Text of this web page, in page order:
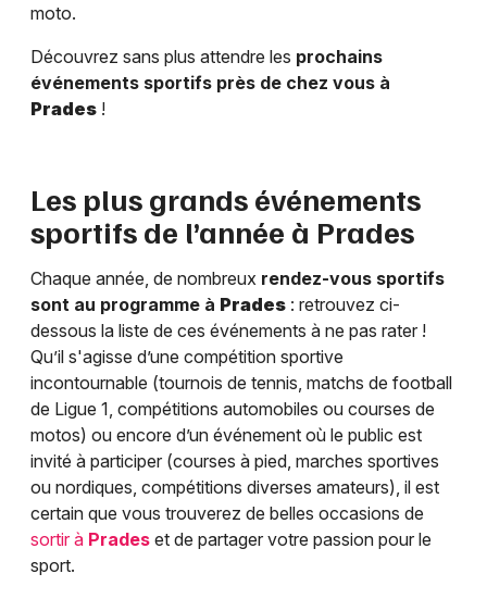
moto.
Découvrez sans plus attendre les prochains
événements sportifs près de chez vous à
Prades !
Les plus grands événements
sportifs de l’année à Prades
Chaque année, de nombreux rendez-vous sportifs
sont au programme à Prades : retrouvez ci-
dessous la liste de ces événements à ne pas rater !
Qu’il s'agisse d’une compétition sportive
incontournable (tournois de tennis, matchs de football
de Ligue 1, compétitions automobiles ou courses de
motos) ou encore d’un événement où le public est
invité à participer (courses à pied, marches sportives
ou nordiques, compétitions diverses amateurs), il est
certain que vous trouverez de belles occasions de
sortir à Prades et de partager votre passion pour le
sport.